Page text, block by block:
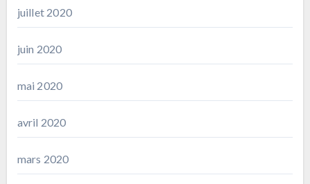
juillet 2020
juin 2020
mai 2020
avril 2020
mars 2020